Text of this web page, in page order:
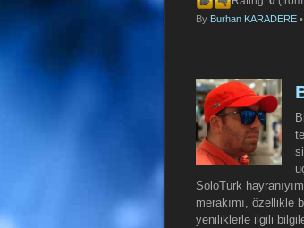
By Burhan KARADERE •
SoloTürk
merakımı, özellikle
yeniliklerle ilgili